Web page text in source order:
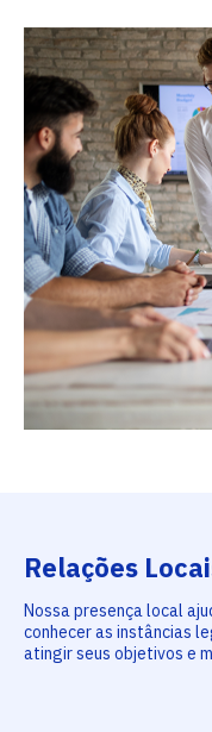
Relações
Nossa presença local
conhecer as instâncias
atingir seus objetivos e